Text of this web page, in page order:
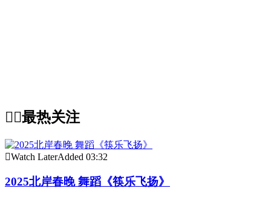
最热关注
Watch LaterAdded 03:32
2025北岸春晚 舞蹈《筷乐飞扬》